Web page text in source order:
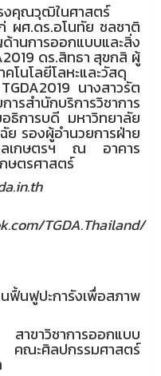
งคุณวุฒิในศาสตร์
ผศ.ดร.อโนทัย ชลชาติ
านการออกแบบและสิ่ง
ดร.สิทธา สุขกสิ ผู้
โนโลยีโลหะและวัสดุ
นางสาวรัต
ำนักบริการวิชาการ
ธิการบดี มหาวิทยาลัย
รองผู้อำนวยการฝ่าย
ลเกษตรฯ ณ อาคาร
ษตรศาสตร์
TGDA.Thailand/
ฟูปะการังเพื่อสภาพ
ขาวิชาการออกแบบ
ศิลปกรรมศาสตร์